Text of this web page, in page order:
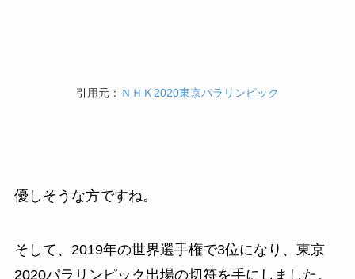
引用元： ＮＨＫ2020東京パラリンピック
優しそうな方ですね。
そして、2019年の世界選手権で3位になり、東京
2020パラリンピック出場の切符を手にしました。